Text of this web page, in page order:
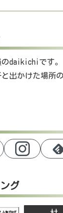
daikichiです。
出かけた場所
グ